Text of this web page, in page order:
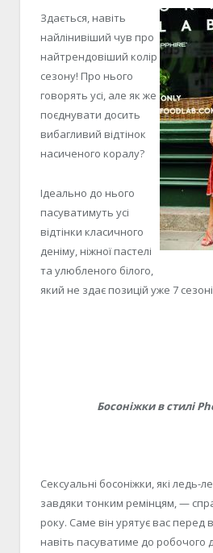
Здається, навіть
найлінивіший чув про
найтрендовіший колір
сезону! Про нього
говорять усі, але як же
поєднувати досить
вибагливий відтінок
насиченого коралу?
Ідеально до нього
пасуватимуть усі
відтінки класичного
деніму, ніжної пастелі
та улюбленого білого,
який не здає позицій уже 7
Босоніжки в стилі
Сексуальні босоніжки, які ледь-
завдяки тонким ремінцям, —
року. Саме він урятує вас
навіть пасуватиме до робочого